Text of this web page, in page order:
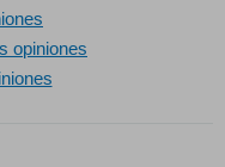
opiniones